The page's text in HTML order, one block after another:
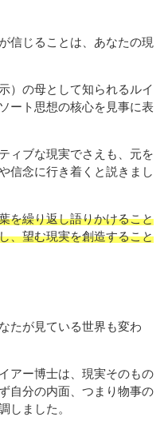
信じることは、あなたの現
）の母として知られるルイ
ート思想の核心を見事に表
ィブな現実でさえも、元を
信念に行き着くと説きまし
を繰り返し語りかけること
、望む現実を創造すること
たが見ている世界も変わ
アー博士は、現実そのもの
自分の内面、つまり物事の
しました。